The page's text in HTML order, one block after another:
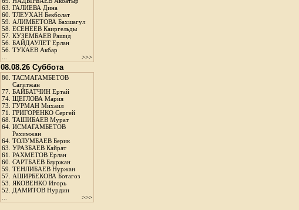
63. ГАЛИЕВА Дина
60. ТЛЕУХАН Бекболат
59. АЛИМБЕТОВА Бахшагул
58. ЕСЕНЕЕВ Каиргельды
57. КУЗЕМБАЕВ Рашид
56. БАЙДАУЛЕТ Ерлан
56. ТУКАЕВ Акбар
>>>
08.08.26 Суббота
80. ТАСМАГАМБЕТОВ
Сагитжан
77. БАЙБАТЧИН Ертай
74. ЩЕГЛОВА Мария
73. ГУРМАН Михаил
71. ГРИГОРЕНКО Сергей
68. ТАШИБАЕВ Мурат
64. ИСМАГАМБЕТОВ
Рахимжан
64. ТОЛУМБАЕВ Берик
63. УРАЗБАЕВ Кайрат
61. РАХМЕТОВ Ерлан
60. САРТБАЕВ Бауржан
59. ТЕНЛИБАЕВ Нуржан
57. АШИРБЕКОВА Ботагоз
53. ЯКОВЕНКО Игорь
52. ДАМИТОВ Нурдин
>>>